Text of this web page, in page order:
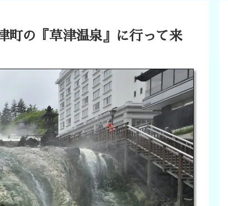
町の『草津温泉』に行って来